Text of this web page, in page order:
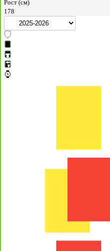
Рост (см)
178